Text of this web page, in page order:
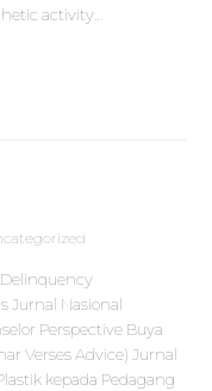
activity…
Jurnal Nasional
Perspective Buya
Verses Advice) Jurnal
kepada Pedagang